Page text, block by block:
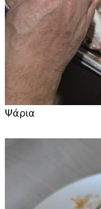
Ψάρια